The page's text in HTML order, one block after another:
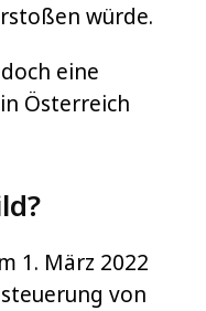
würde.
eine
Österreich
1. März 2022
von